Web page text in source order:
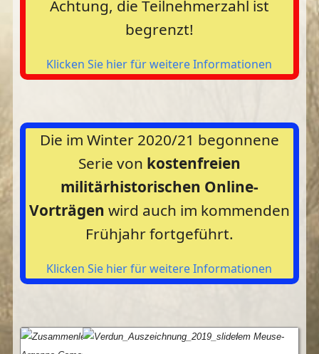
Achtung, die Teilnehmerzahl ist
begrenzt!
Klicken Sie hier für weitere Informationen
Die im Winter 2020/21 begonnene
Serie von kostenfreien
militärhistorischen Online-
Vorträgen wird auch im kommenden
Frühjahr fortgeführt.
Klicken Sie hier für weitere Informationen